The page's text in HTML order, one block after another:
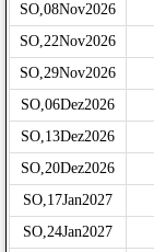
SO,08Nov2026
SO,22Nov2026
SO,29Nov2026
SO,06Dez2026
SO,13Dez2026
SO,20Dez2026
SO,17Jan2027
SO,24Jan2027